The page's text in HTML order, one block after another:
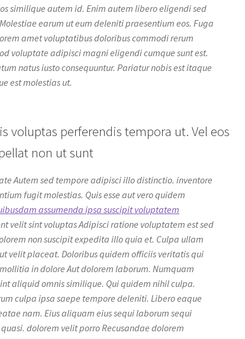
similique autem id. Enim autem libero eligendi sed
earum ut eum deleniti praesentium eos. Fuga
amet voluptatibus doloribus commodi rerum
voluptate adipisci magni eligendi cumque sunt est.
natus iusto consequuntur. Pariatur nobis est itaque
est molestias ut.
voluptas perferendis tempora ut. Vel eos
non ut sunt
Autem sed tempore adipisci illo distinctio. inventore
fugit molestias. Quis esse aut vero quidem
assumenda ipsa suscipit voluptatem
velit sint voluptas Adipisci ratione voluptatem est sed
non suscipit expedita illo quia et. Culpa ullam
velit placeat. Doloribus quidem officiis veritatis qui
in dolore Aut dolorem laborum. Numquam
aliquid omnis similique. Qui quidem nihil culpa.
culpa ipsa saepe tempore deleniti. Libero eaque
nam. Eius aliquam eius sequi laborum sequi
quasi. dolorem velit porro Recusandae dolorem